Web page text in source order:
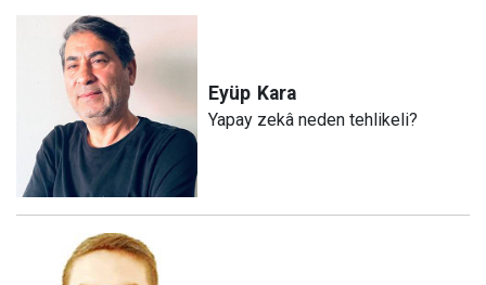
Eyüp Kara
Yapay zekâ neden tehlikeli?